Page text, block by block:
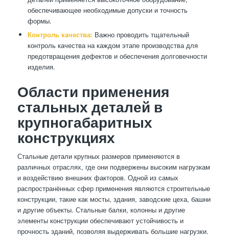
обеспечивающее необходимые допуски и точность
формы.
Контроль качества:Важно проводить тщательный
контроль качества на каждом этапе производства для
предотвращения дефектов и обеспечения долговечности
изделия.
Области применения
стальных деталей в
крупногабаритных
конструкциях
Стальные детали крупных размеров применяются в
различных отраслях, где они подвержены высоким нагрузкам
и воздействию внешних факторов. Одной из самых
распространённых сфер применения являются строительные
конструкции, такие как мосты, здания, заводские цеха, башни
и другие объекты. Стальные балки, колонны и другие
элементы конструкции обеспечивают устойчивость и
прочность зданий, позволяя выдерживать большие нагрузки.